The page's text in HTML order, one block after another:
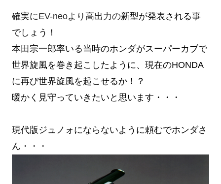
確実にEV-neoより高出力の新型が発表される事
でしょう！
本田宗一郎率いる当時のホンダがスーパーカブで
世界旋風を巻き起こしたように、現在のHONDA
に再び世界旋風を起こせるか！？
暖かく見守っていきたいと思います・・・
現代版ジュノォにならないように頼むでホンダさ
ん・・・